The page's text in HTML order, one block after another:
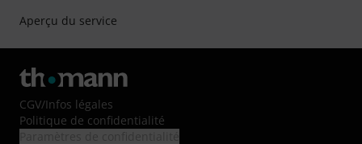
Aperçu du service
CGV/Infos légales
Politique de confidentialité